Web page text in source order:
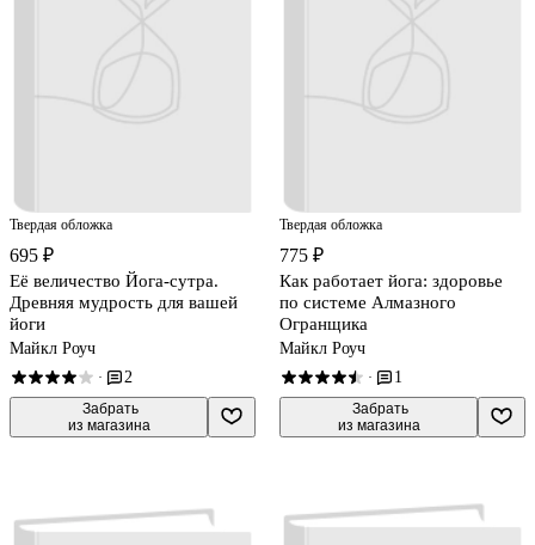
Твердая обложка
695 ₽
Её величество Йога-сутра.
Древняя мудрость для вашей
йоги
Майкл Роуч
· 2
Забрать
из магазина
Твердая обложка
775 ₽
Как работает йога: здоровье
по системе Алмазного
Огранщика
Майкл Роуч
· 1
Забрать
из магазина